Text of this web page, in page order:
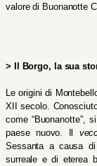
valore di Buonanotte
> Il Borgo, la sua
Le origini di
XII secolo.
come “Buonanotte”,
paese nuovo. Il
Sessanta a causa
surreale e di eterea